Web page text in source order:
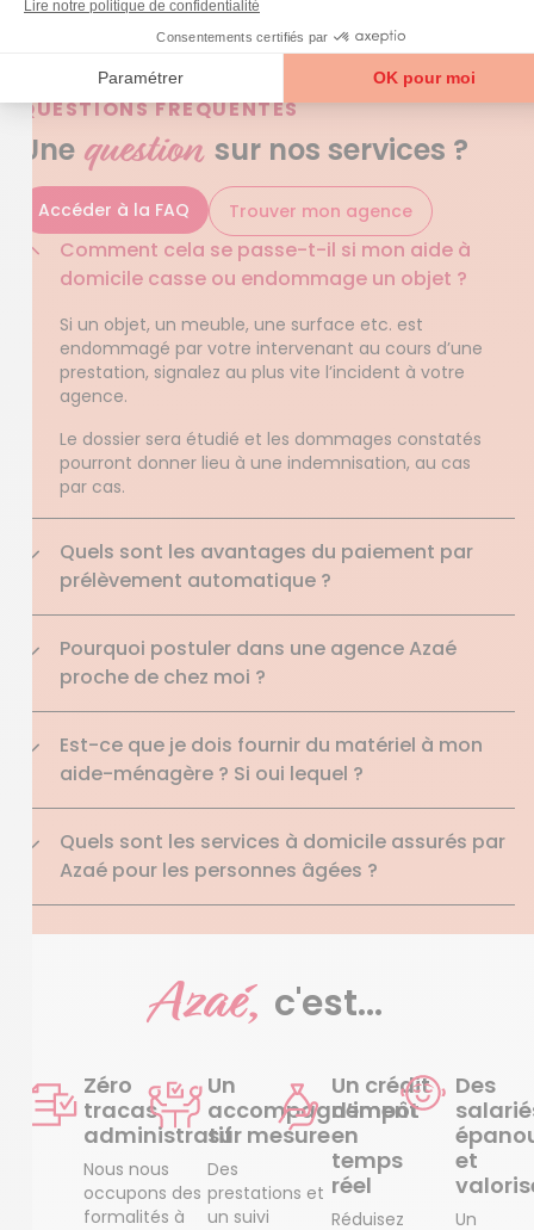
QUESTIONS FRÉQUENTES
Une question sur nos services ?
Accéder à la FAQ Trouver mon agence
Comment cela se passe-t-il si mon aide à
domicile casse ou endommage un objet ?
Si un objet, un meuble, une surface etc. est
endommagé par votre intervenant au cours d’une
prestation, signalez au plus vite l’incident à votre
agence.
Le dossier sera étudié et les dommages constatés
pourront donner lieu à une indemnisation, au cas
par cas.
Quels sont les avantages du paiement par
prélèvement automatique ?
Pourquoi postuler dans une agence Azaé
proche de chez moi ?
Est-ce que je dois fournir du matériel à mon
aide-ménagère ? Si oui lequel ?
Quels sont les services à domicile assurés par
Azaé pour les personnes âgées ?
Azaé, c'est...
Zéro
tracas
administratif
Nous nous
occupons des
formalités à
Un
accompagnement
sur mesure
Des
prestations et
un suivi
Un crédit
d’impôt
en
temps
réel
Réduisez
Des
et
Un